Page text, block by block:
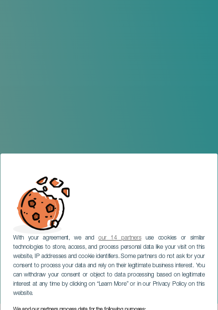
With your agreement, we andour 14 partnersuse cookies or similar
technologies to store, access, and process personal data like your visit on this
website, IP addresses and cookie identifiers. Some partners do not ask for your
consent to process your data and rely on their legitimate business interest. You
can withdraw your consent or object to data processing based on legitimate
interest at any time by clicking on “Learn More” or in our Privacy Policy on this
website.Feria del Libro Mogán
GRAN CANARIA